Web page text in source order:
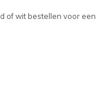
of wit bestellen voor